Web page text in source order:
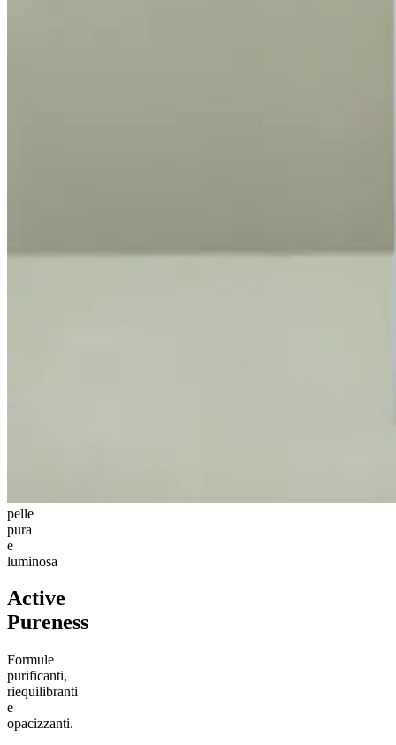
pelle
pura
e
luminosa
Active
Pureness
Formule
purificanti,
riequilibranti
e
opacizzanti.